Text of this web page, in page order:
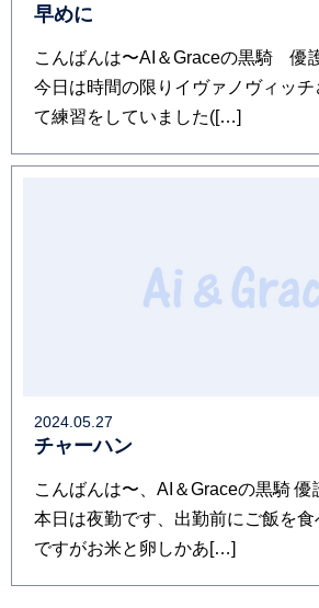
早めに
こんばんは〜AI＆Graceの黒騎 優
今日は時間の限りイヴァノヴィッ
て練習をしていました(⁠[…]
2024.05.27
チャーハン
こんばんは〜、AI＆Graceの黒騎
本日は夜勤です、出勤前にご飯を
ですがお米と卵しかあ[…]